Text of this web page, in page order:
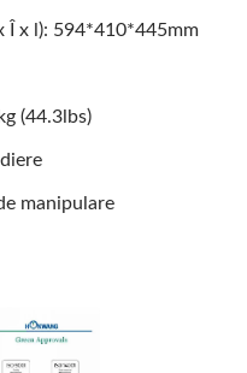
Î x l): 594*410*445mm
(44.3lbs)
manipulare